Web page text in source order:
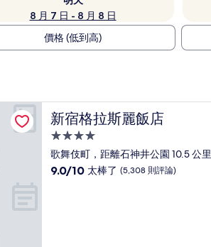
8 月 7 日 - 8 月 8 日
價格 (低到高)
新宿格拉斯麗飯店
新宿格拉斯麗飯店
4.0
星
級
歌舞伎町，距離石神井公園 10.5 公里
9.0
9.0/10 太棒了 (5,308 則評論)